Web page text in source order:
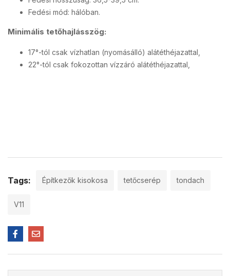
Fedési mód: hálóban.
Minimális tetőhajlásszög:
17°-tól csak vízhatlan (nyomásálló) alátéthéjazattal,
22°-tól csak fokozottan vízzáró alátéthéjazattal,
Tags: Építkezők kisokosa tetőcserép tondach
V11